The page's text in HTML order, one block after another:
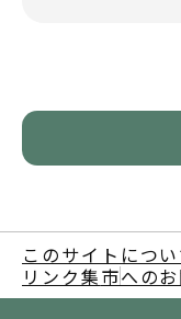
このサイトについ
リンク集市への